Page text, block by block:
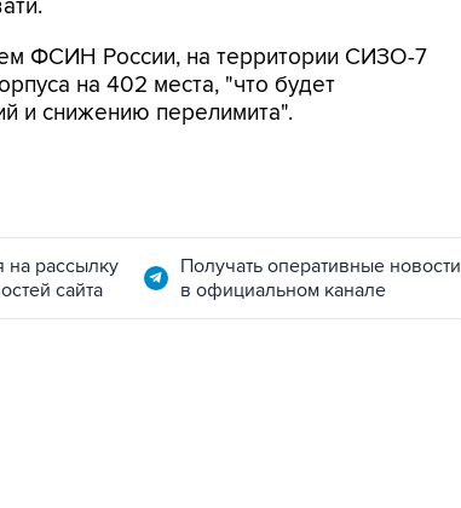
ФСИН России, на территории СИЗО-7
на 402 места, "что будет
и снижению перелимита".
на рассылку
сайта
Получать оперативные новости
в официальном канале